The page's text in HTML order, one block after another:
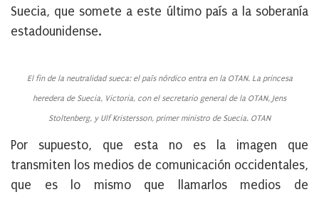
Suecia, que somete a este último país a la soberanía
estadounidense.
El fin de la neutralidad sueca: el país nórdico entra en la OTAN. La princesa
heredera de Suecia, Victoria, con el secretario general de la OTAN, Jens
Stoltenberg, y Ulf Kristersson, primer ministro de Suecia. OTAN
Por supuesto, que esta no es la imagen que
transmiten los medios de comunicación occidentales,
que es lo mismo que llamarlos medios de